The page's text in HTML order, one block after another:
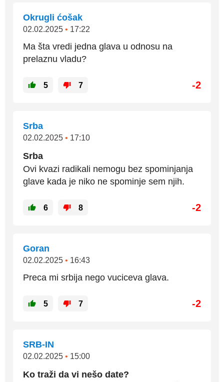
Okrugli ćošak
02.02.2025 • 17:22
Ma šta vredi jedna glava u odnosu na
prelaznu vladu?
5 7 -2
Srba
02.02.2025 • 17:10
Srba
Ovi kvazi radikali nemogu bez spominjanja
glave kada je niko ne spominje sem njih.
6 8 -2
Goran
02.02.2025 • 16:43
Preca mi srbija nego vuciceva glava.
5 7 -2
SRB-IN
02.02.2025 • 15:00
Ko traži da vi nešo date?